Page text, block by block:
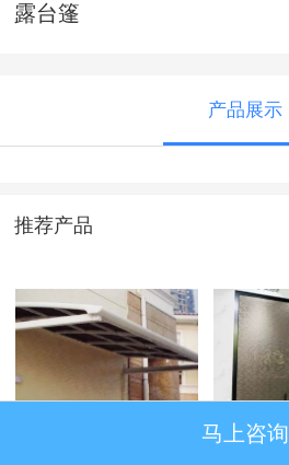
露台篷
产品展示
推荐产品
铸铝门
马上咨询